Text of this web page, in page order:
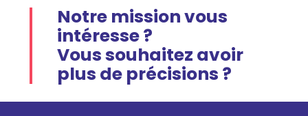
Notre mission vous
intéresse ?
Vous souhaitez avoir
plus de précisions ?